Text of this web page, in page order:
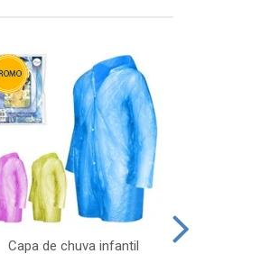
Capa de chuva infantil